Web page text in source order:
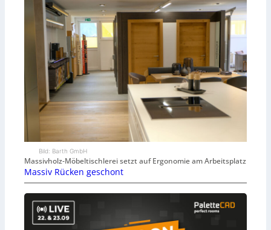
Bild: Barth GmbH
Massivholz-Möbeltischlerei setzt auf Ergonomie am Arbeitsplatz
Massiv Rücken geschont